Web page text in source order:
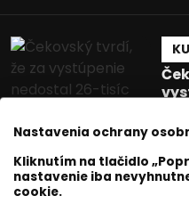
1
Nastavenia ochrany
Kliknutím na tlačidlo
nastavenie iba
cookie.